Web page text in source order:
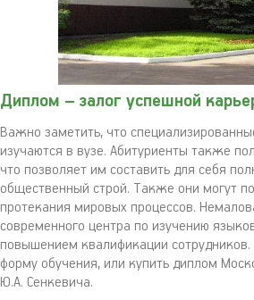
Диплом – залог успешной
Важно заметить, что
изучаются в вузе. Абитуриенты также
что позволяет им составить для себя
общественный строй. Также они могут
протекания мировых процессов.
современного центра по изучению
повышением квалификации
форму обучения, или купить диплом
Ю.А. Сенкевича.